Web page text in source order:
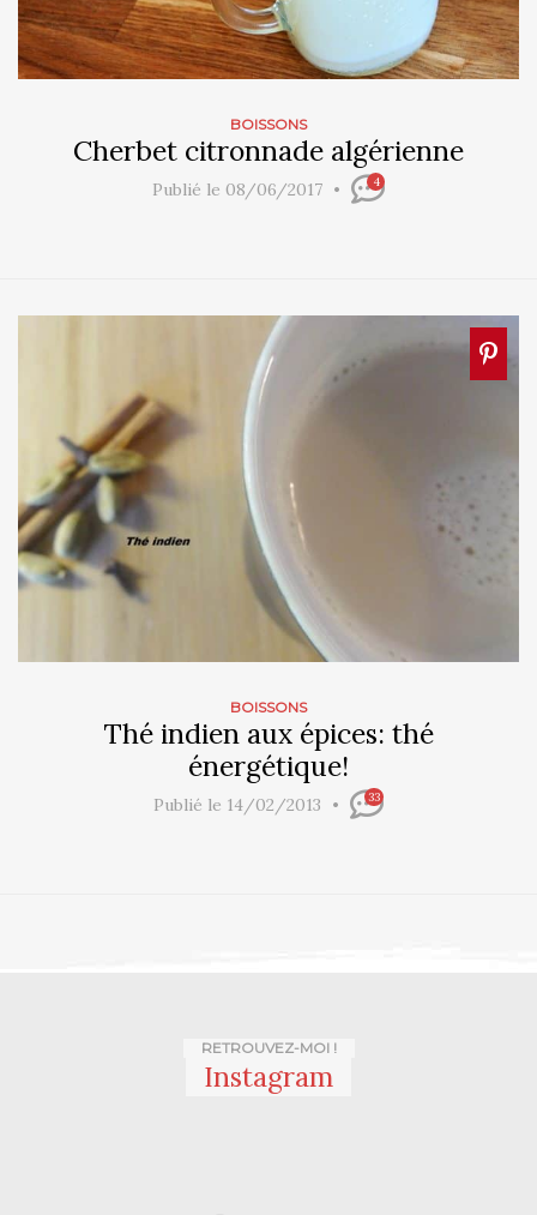
BOISSONS
Cherbet citronnade algérienne
Publié le 08/06/2017 4
BOISSONS
Thé indien aux épices: thé
énergétique!
Publié le 14/02/2013 33
RETROUVEZ-MOI !
Instagram